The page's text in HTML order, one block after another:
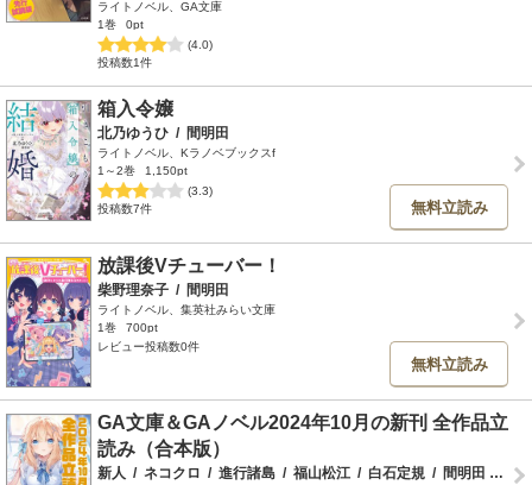
ライトノベル、GA文庫
1巻
0pt
(4.0)
投稿数1件
箱入令嬢
北乃ゆうひ / 間明田
ライトノベル、Kラノベブックスf
1～2巻
1,150pt
(3.3)
投稿数7件
無料立読み
放課後Vチューバー！
柴野理奈子 / 間明田
ライトノベル、集英社みらい文庫
1巻
700pt
レビュー投稿数0件
無料立読み
GA文庫＆GAノベル2024年10月の新刊 全作品立
読み（合本版）
新人 / ネコクロ / 進行諸島 / 福山松江 / 白石定規 / 間明田 /